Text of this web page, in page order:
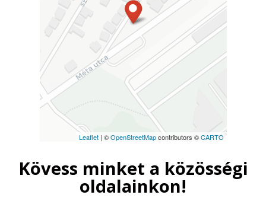
Leaflet| ©OpenStreetMapcontributors ©CARTO
Kövess minket a közösségi
oldalainkon!